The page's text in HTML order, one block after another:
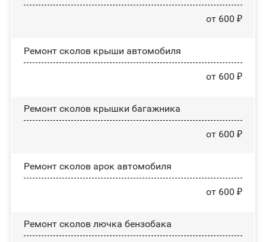
от 600 ₽
Ремонт сколов крыши автомобиля
от 600 ₽
Ремонт сколов крышки багажника
от 600 ₽
Ремонт сколов арок автомобиля
от 600 ₽
Ремонт сколов лючка бензобака